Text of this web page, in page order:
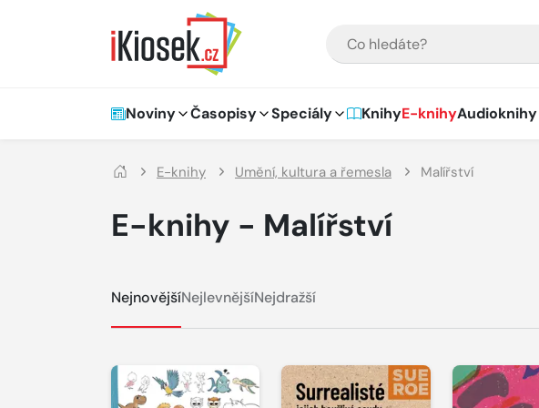
Hlavní navigace
Noviny Časopisy Speciály KnihyE-knihyAudioknihy
E-knihy Umění, kultura a řemesla Malířství
E-knihy - Malířství
NejnovějšíNejlevnějšíNejdražší